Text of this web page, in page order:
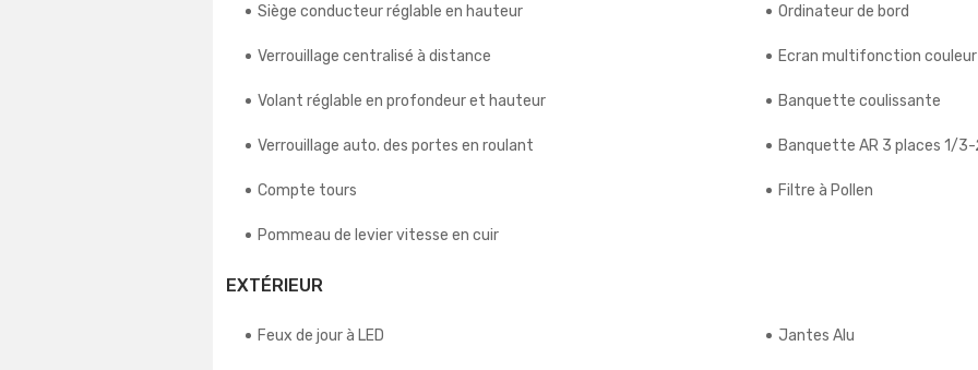
Siège conducteur réglable en hauteur Ordinateur de bord
Verrouillage centralisé à distance Ecran multifonction couleur
Volant réglable en profondeur et hauteur Banquette coulissante
Verrouillage auto. des portes en roulant Banquette AR 3 places 1/
Compte tours Filtre à Pollen
Pommeau de levier vitesse en cuir
EXTÉRIEUR
Feux de jour à LED Jantes Alu